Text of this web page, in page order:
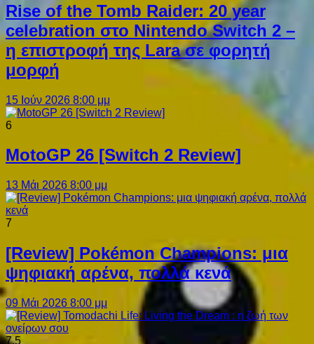
Rise of the Tomb Raider: 20 year
celebration στο Nintendo Switch 2 –
η επιστροφή της Lara σε φορητή
μορφή
15 Ιούν 2026 8:00 μμ
6
MotoGP 26 [Switch 2 Review]
13 Μάι 2026 8:00 μμ
7
[Review] Pokémon Champions: μια
ψηφιακή αρένα, πολλά κενά
09 Μάι 2026 8:00 μμ
7.5